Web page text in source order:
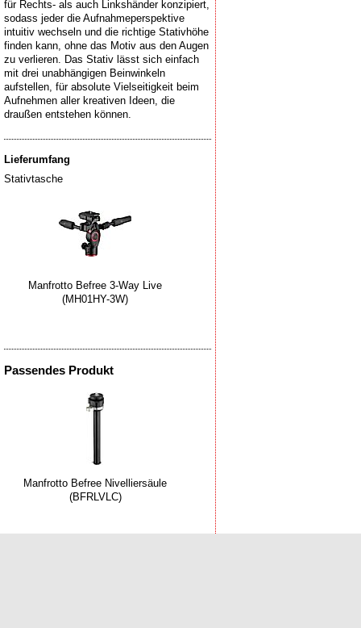
für Rechts- als auch Linkshänder konzipiert,
sodass jeder die Aufnahmeperspektive
intuitiv wechseln und die richtige Stativhöhe
finden kann, ohne das Motiv aus den Augen
zu verlieren. Das Stativ lässt sich einfach
mit drei unabhängigen Beinwinkeln
aufstellen, für absolute Vielseitigkeit beim
Aufnehmen aller kreativen Ideen, die
draußen entstehen können.
Lieferumfang
Stativtasche
Manfrotto Befree 3-Way Live
(MH01HY-3W)
Passendes Produkt
Manfrotto Befree Nivelliersäule
(BFRLVLC)